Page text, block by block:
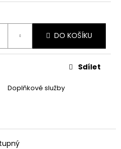
DO KOŠÍKU
Doplňkové služby
Sdílet